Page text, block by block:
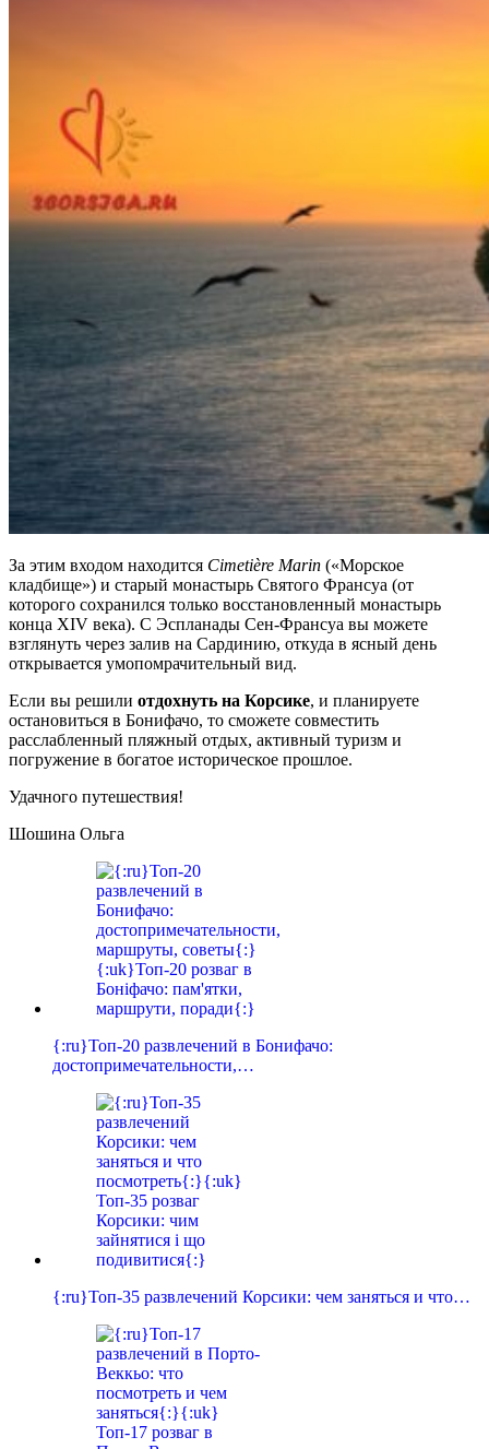
За этим входом находится Cimetière Marin («Морское
кладбище») и старый монастырь Святого Франсуа (от
которого сохранился только восстановленный монастырь
конца XIV века). С Эспланады Сен-Франсуа вы можете
взглянуть через залив на Сардинию, откуда в ясный день
открывается умопомрачительный вид.
Если вы решили отдохнуть на Корсике, и планируете
остановиться в Бонифачо, то сможете совместить
расслабленный пляжный отдых, активный туризм и
погружение в богатое историческое прошлое.
Удачного путешествия!
Шошина Ольга
{:ru}Топ-20 развлечений в Бонифачо:
достопримечательности,…
{:ru}Топ-35 развлечений Корсики: чем заняться и что…